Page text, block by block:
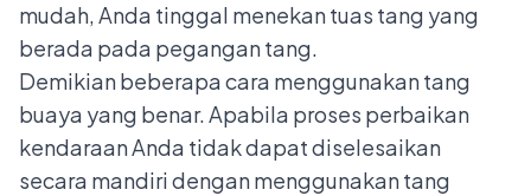
mudah, Anda tinggal menekan tuas tang yang
berada pada pegangan tang.
Demikian beberapa cara menggunakan tang
buaya yang benar. Apabila proses perbaikan
kendaraan Anda tidak dapat diselesaikan
secara mandiri dengan menggunakan tang